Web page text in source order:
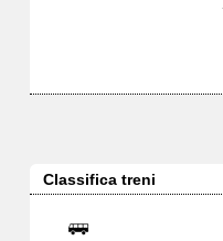
Classifica treni